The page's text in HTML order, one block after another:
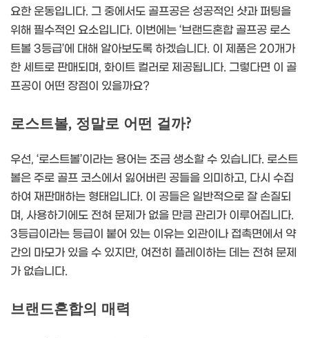
요한 운동입니다. 그 중에서도 골프공은 성공적인 샷과 퍼팅을
위해 필수적인 요소입니다. 이번에는 ‘브랜드혼합 골프공 로스
트볼 3등급’에 대해 알아보도록 하겠습니다. 이 제품은 20개가
한 세트로 판매되며, 화이트 컬러로 제공됩니다. 그렇다면 이 골
프공이 어떤 장점이 있을까요?
로스트볼, 정말로 어떤 걸까?
우선, ‘로스트볼’이라는 용어는 조금 생소할 수 있습니다. 로스트
볼은 주로 골프 코스에서 잃어버린 공들을 의미하고, 다시 수집
하여 재판매하는 형태입니다. 이 공들은 일반적으로 잘 손질되
며, 사용하기에도 전혀 문제가 없을 만큼 관리가 이루어집니다.
3등급이라는 등급이 붙어 있는 이유는 외관이나 접촉면에서 약
간의 마모가 있을 수 있지만, 여전히 플레이하는 데는 전혀 문제
가 없습니다.
브랜드혼합의 매력